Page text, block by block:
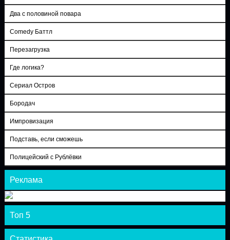
Два с половиной повара
Comedy Баттл
Перезагрузка
Где логика?
Сериал Остров
Бородач
Импровизация
Подставь, если сможешь
Полицейский с Рублёвки
Реклама
Топ 5